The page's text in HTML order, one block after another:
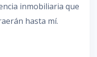
inmobiliaria que
hasta mí.